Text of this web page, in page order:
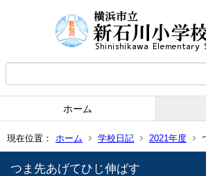
ホーム
現在位置： ホーム 学校日記 2021年度
つま先あげてひじ伸ばす